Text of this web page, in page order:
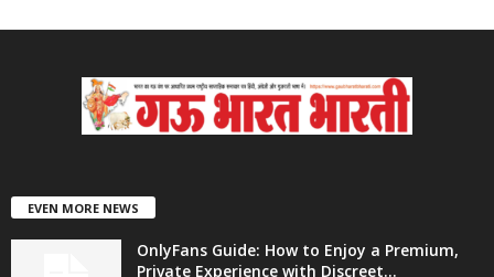
EVEN MORE NEWS
OnlyFans Guide: How to Enjoy a Premium,
Private Experience with Discreet...